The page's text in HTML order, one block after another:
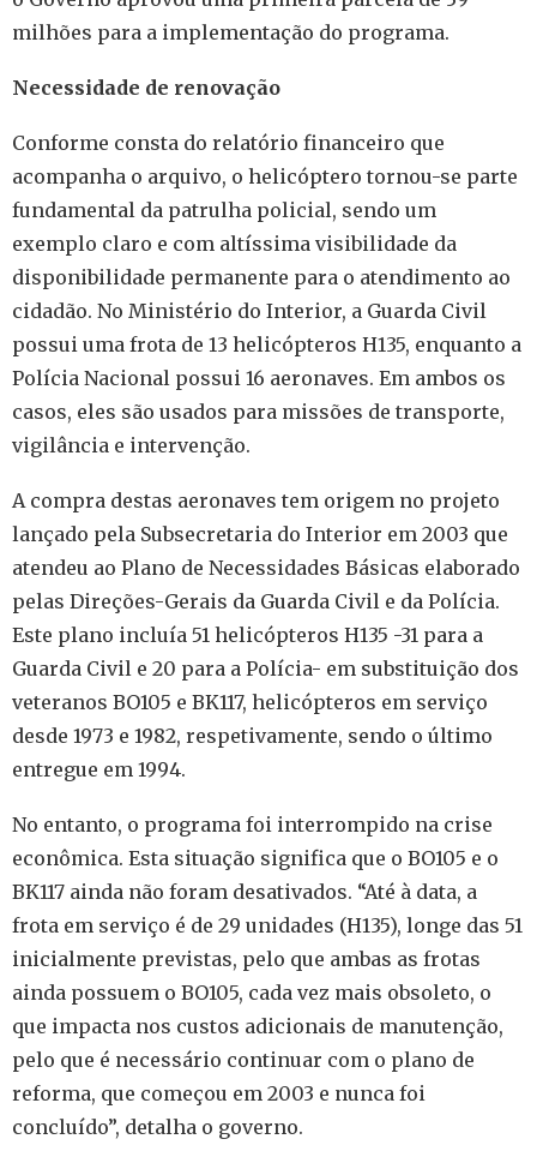
milhões para a implementação do programa.
Necessidade de renovação
Conforme consta do relatório financeiro que
acompanha o arquivo, o helicóptero tornou-se parte
fundamental da patrulha policial, sendo um
exemplo claro e com altíssima visibilidade da
disponibilidade permanente para o atendimento ao
cidadão. No Ministério do Interior, a Guarda Civil
possui uma frota de 13 helicópteros H135, enquanto a
Polícia Nacional possui 16 aeronaves. Em ambos os
casos, eles são usados para missões de transporte,
vigilância e intervenção.
A compra destas aeronaves tem origem no projeto
lançado pela Subsecretaria do Interior em 2003 que
atendeu ao Plano de Necessidades Básicas elaborado
pelas Direções-Gerais da Guarda Civil e da Polícia.
Este plano incluía 51 helicópteros H135 -31 para a
Guarda Civil e 20 para a Polícia- em substituição dos
veteranos BO105 e BK117, helicópteros em serviço
desde 1973 e 1982, respetivamente, sendo o último
entregue em 1994.
No entanto, o programa foi interrompido na crise
econômica. Esta situação significa que o BO105 e o
BK117 ainda não foram desativados. “Até à data, a
frota em serviço é de 29 unidades (H135), longe das 51
inicialmente previstas, pelo que ambas as frotas
ainda possuem o BO105, cada vez mais obsoleto, o
que impacta nos custos adicionais de manutenção,
pelo que é necessário continuar com o plano de
reforma, que começou em 2003 e nunca foi
concluído”, detalha o governo.